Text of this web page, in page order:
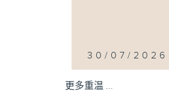
30/07/2026
更多重温 ...